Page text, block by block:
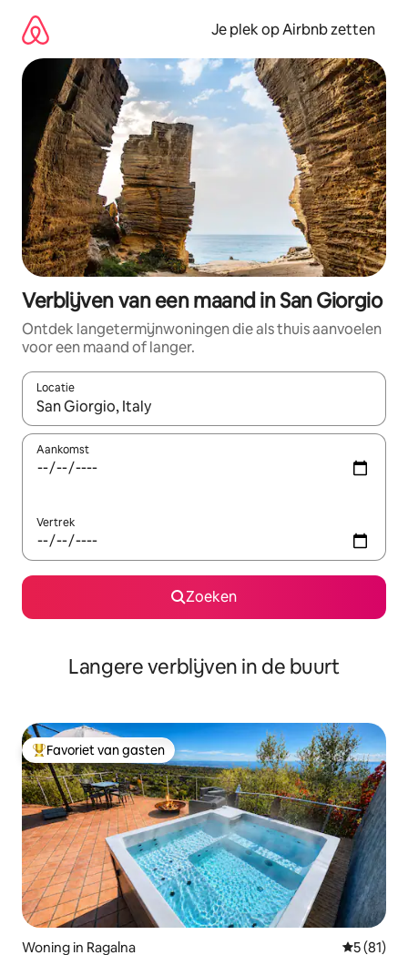
direct
naar
inhoud
Je plek op Airbnb zetten
Verblijven van een maand in San Giorgio
Ontdek langetermijnwoningen die als thuis aanvoelen
voor een maand of langer.
Locatie
Wanneer er resultaten beschikbaar zijn, maak je een keuze
Aankomst
Vertrek
Zoeken
Langere verblijven in de buurt
Topfavoriet van gasten
Favoriet van gasten
Woning in Ragalna
5 (81)